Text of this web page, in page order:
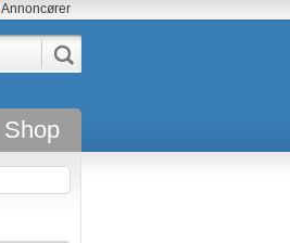
Annoncører
Shop